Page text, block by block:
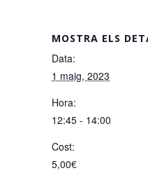
MOSTRA ELS
Data:
1 maig, 2023
Hora:
12:45 - 14:00
Cost:
5,00€